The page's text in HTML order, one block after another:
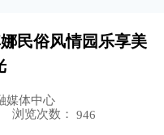
民俗风情园乐享美
媒体中心
浏览次数： 946